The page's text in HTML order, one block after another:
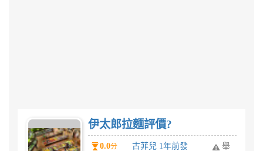
伊太郎拉麵評價?
0.0分
古菲兒 1年前發
舉